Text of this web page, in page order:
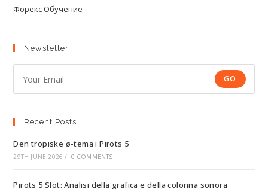
Форекс Обучение
Newsletter
GO
Recent Posts
Den tropiske ø-tema i Pirots 5
29TH JUNE 2026 / 0 COMMENTS
Pirots 5 Slot: Analisi della grafica e della colonna sonora